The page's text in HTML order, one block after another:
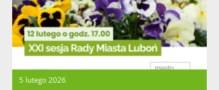
5 lutego 2026